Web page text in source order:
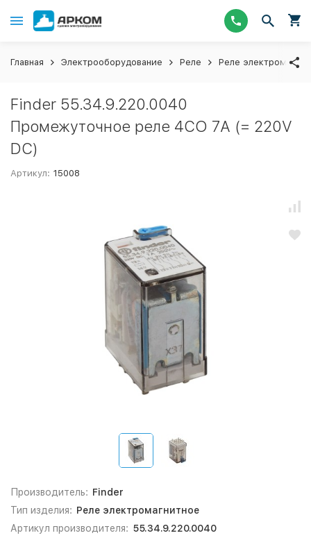
Главная Электрооборудование Реле Реле
Finder 55.34.9.220.0040
Промежуточное реле 4CO 7А (= 220V
DC)
Артикул: 15008
Производитель: Finder
Тип изделия: Реле электромагнитное
Артикул производителя: 55.34.9.220.0040